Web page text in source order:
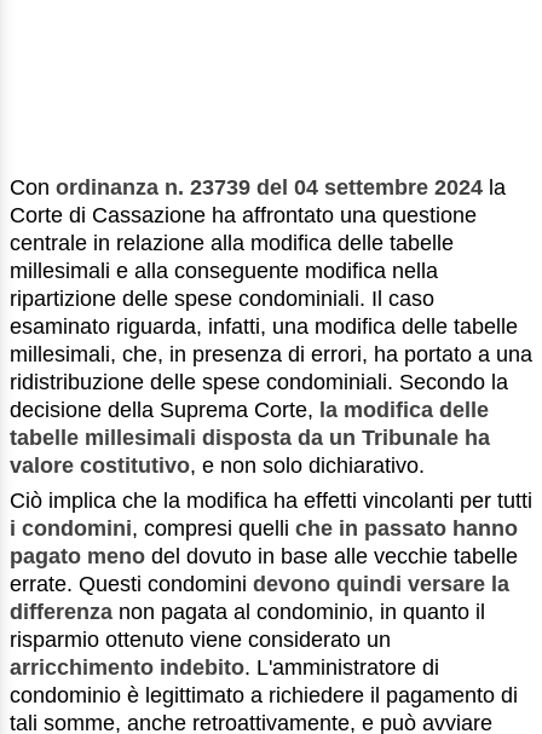
Con ordinanza n. 23739 del 04 settembre 2024 la
Corte di Cassazione ha affrontato una questione
centrale in relazione alla modifica delle tabelle
millesimali e alla conseguente modifica nella
ripartizione delle spese condominiali. Il caso
esaminato riguarda, infatti, una modifica delle tabelle
millesimali, che, in presenza di errori, ha portato a una
ridistribuzione delle spese condominiali. Secondo la
decisione della Suprema Corte, la modifica delle
tabelle millesimali disposta da un Tribunale ha
valore costitutivo, e non solo dichiarativo.
Ciò implica che la modifica ha effetti vincolanti per tutti
i condomini, compresi quelli che in passato hanno
pagato meno del dovuto in base alle vecchie tabelle
errate. Questi condomini devono quindi versare la
differenza non pagata al condominio, in quanto il
risparmio ottenuto viene considerato un
arricchimento indebito. L'amministratore di
condominio è legittimato a richiedere il pagamento di
tali somme, anche retroattivamente, e può avviare